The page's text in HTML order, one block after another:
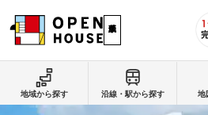
地域から探す 沿線・駅から探す 地